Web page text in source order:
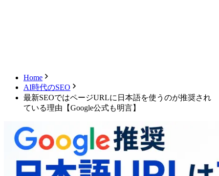
Home
AI時代のSEO
最新SEOではページURLに日本語を使うのが推奨され
ている理由【Google公式も明言】